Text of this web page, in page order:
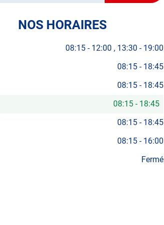
LA-
NOS HORAIRES
08:15 - 12:00 13:30 - 19:00
08:15 - 18:45
08:15 - 18:45
08:15 - 18:45
08:15 - 18:45
08:15 - 16:00
Fermé